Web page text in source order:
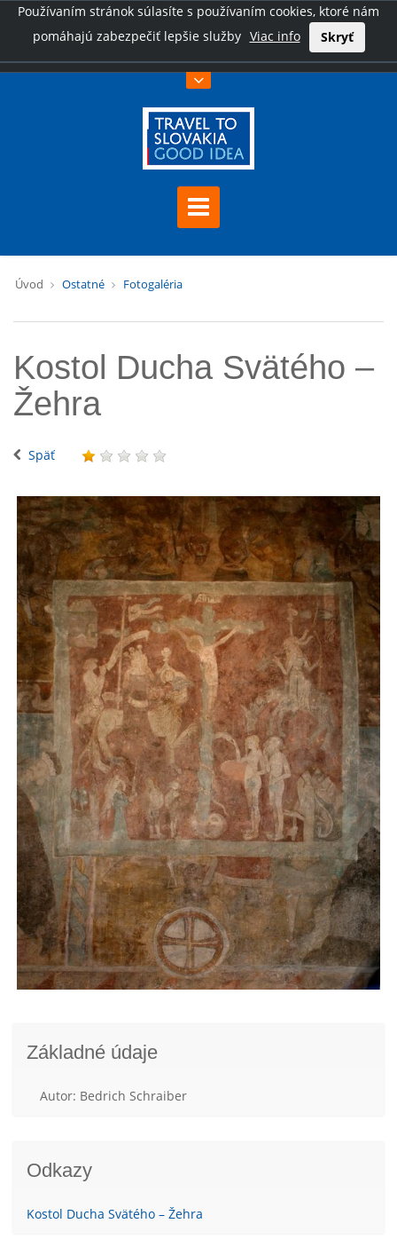
Používaním stránok súlasíte s používaním cookies, ktoré nám
pomáhajú zabezpečiť lepšie služby Viac info Skryť
Úvod Ostatné Fotogaléria
Kostol Ducha Svätého –
Žehra
Späť
Základné údaje
Autor: Bedrich Schraiber
Odkazy
Kostol Ducha Svätého – Žehra